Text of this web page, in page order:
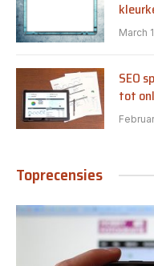
March
SEO
tot
Toprecensies